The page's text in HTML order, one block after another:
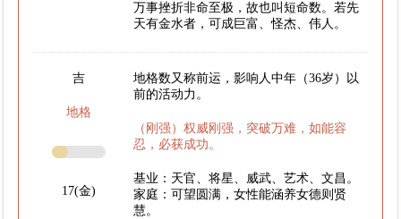
万事挫折非命至极，故也叫短命数。若先
天有金水者，可成巨富、怪杰、伟人。
吉
地格
17(金)
地格数又称前运，影响人中年（36岁）以
前的活动力。
（刚强）权威刚强，突破万难，如能容
忍，必获成功。
基业：天官、将星、威武、艺术、文昌。
家庭：可望圆满，女性能涵养女德则贤
慧。